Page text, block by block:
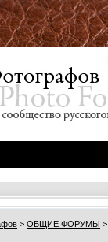
> ОБЩИЕ ФОРУМЫ >